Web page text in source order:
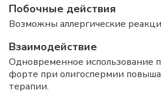
Побочные действия
Возможны аллергические
Взаимодействие
Одновременное использование
форте при олигоспермии
терапии.